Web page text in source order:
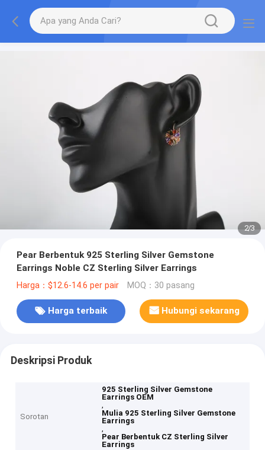
2/3
Pear Berbentuk 925 Sterling Silver Gemstone
Earrings Noble CZ Sterling Silver Earrings
Harga：$12.6-14.6 per pair MOQ：30 pasang
Harga terbaik Hubungi sekarang
Deskripsi Produk
Sorotan
925 Sterling Silver Gemstone
Earrings OEM
,
Mulia 925 Sterling Silver Gemstone
Earrings
,
Pear Berbentuk CZ Sterling Silver
Earrings